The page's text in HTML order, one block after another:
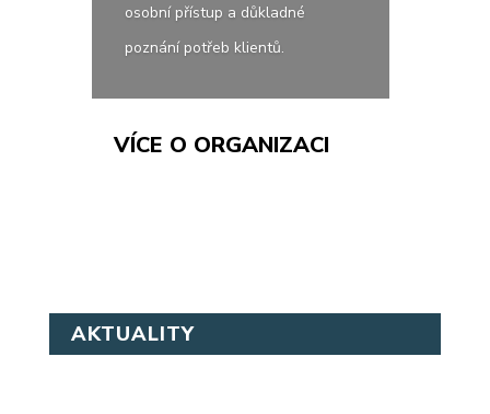
osobní přístup a důkladné
poznání potřeb klientů.
VÍCE O ORGANIZACI
AKTUALITY